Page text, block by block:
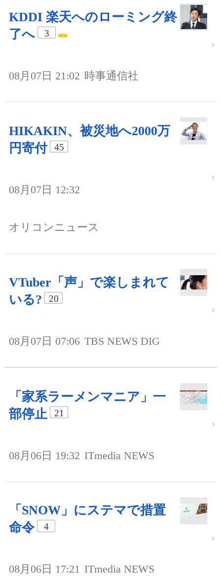
KDDI 楽天へのローミング終
了へ
3
08月07日 21:02 時事通信社
HIKAKIN、被災地へ2000万
円寄付
45
08月07日 12:32
オリコンニュース
VTuber「声」で楽しまれて
いる?
20
08月07日 07:06 TBS NEWS DIG
「家系ラーメンマニア」一
部停止
21
08月06日 19:32 ITmedia NEWS
「SNOW」にステマで措置
命令
4
08月06日 17:21 ITmedia NEWS